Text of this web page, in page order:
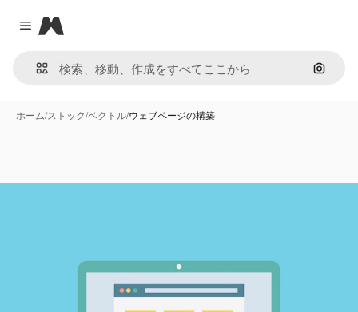
Close menu
Magnific
画像で
ホーム/ストック/ベクトル/ウェブページの構築